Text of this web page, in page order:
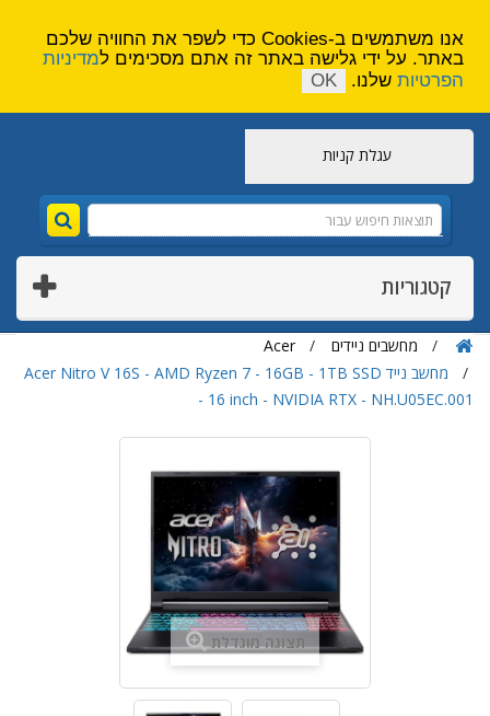
עגלת קניות
קטגוריות
מחשבים ניידים
Acer
מחשב נייד Acer Nitro V 16S - AMD Ryzen 7 - 16GB - 1TB SSD
- 16 inch - NVIDIA RTX - NH.U05EC.001
תצוגה מוגדלת
אנו משתמשים ב-Cookies כדי לשפר את החוויה שלכם
באתר. על ידי גלישה באתר זה אתם מסכימים למדיניות
הפרטיות שלנו. OK